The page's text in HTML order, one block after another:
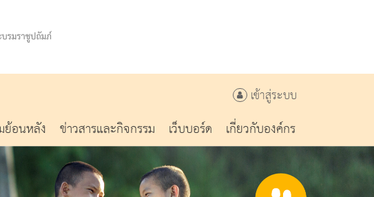
เข้าสู่ระบบ
ย้อนหลัง ข่าวสารและกิจกรรม เว็บบอร์ด เกี่ยวกับองค์กร